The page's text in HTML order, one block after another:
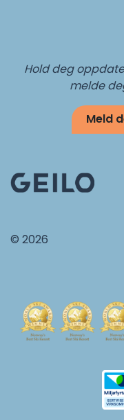
Hold deg
melde
Meld
© 2026